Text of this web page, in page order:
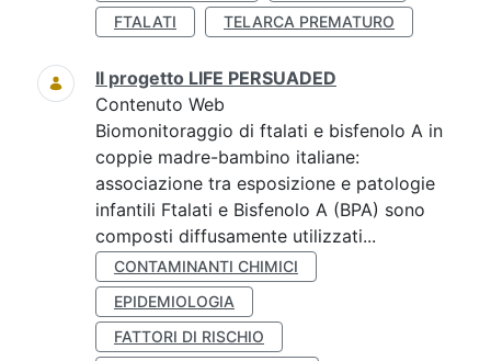
FTALATI
TELARCA PREMATURO
Il progetto LIFE PERSUADED
Contenuto Web
Biomonitoraggio di ftalati e bisfenolo A in
coppie madre-bambino italiane:
associazione tra esposizione e patologie
infantili Ftalati e Bisfenolo A (BPA) sono
composti diffusamente utilizzati...
CONTAMINANTI CHIMICI
EPIDEMIOLOGIA
FATTORI DI RISCHIO